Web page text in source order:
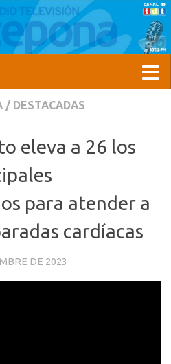
/ DESTACADAS
eleva a 26 los
para atender a
cardíacas
DE 2023